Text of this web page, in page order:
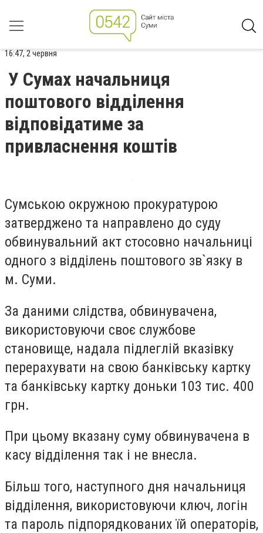
16:47, 2 червня
У Сумах начальниця
поштового відділення
відповідатиме за
привласнення коштів
Сумською окружною прокуратурою
затверджено та направлено до суду
обвинувальний акт стосовно начальниці
одного з відділень поштового зв`язку в
м. Суми.
За даними слідства, обвинувачена,
використовуючи своє службове
становище, надала підлеглій вказівку
перерахувати на свою банківську картку
та банківську картку доньки 103 тис. 400
грн.
При цьому вказану суму обвинувачена в
касу відділення так і не внесла.
Більш того, наступного дня начальниця
відділення, використовуючи ключ, логін
та пароль підпорядкованих їй операторів,